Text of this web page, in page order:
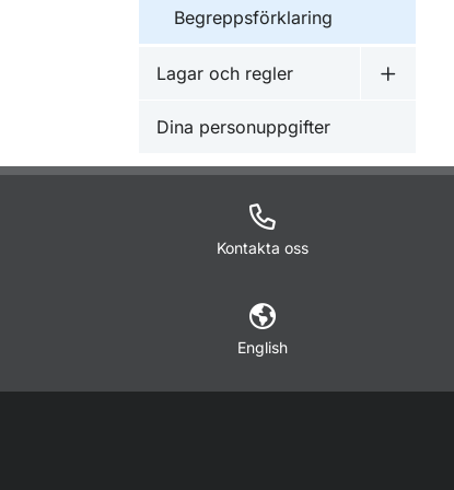
Begreppsförklaring
Lagar och regler
Dina personuppgifter
Kontakta oss
English